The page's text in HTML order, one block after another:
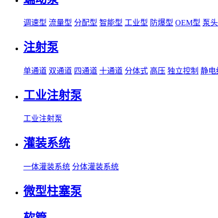
调速型 流量型 分配型 智能型 工业型 防爆型 OEM型 泵
注射泵
单通道 双通道 四通道 十通道 分体式 高压 独立控制 静电
工业注射泵
工业注射泵
灌装系统
一体灌装系统 分体灌装系统
微型柱塞泵